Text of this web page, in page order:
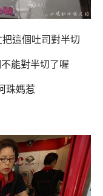
這個吐司對半切
能對半切了喔
珠媽惹